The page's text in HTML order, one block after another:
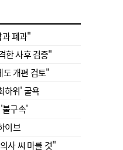
폐과"
한 사후 검증"
개편 검토"
하위' 굴욕
불구속'
이브
사 씨 마를 것"